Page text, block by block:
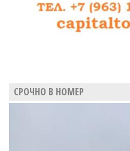
СРОЧНО В НОМЕР